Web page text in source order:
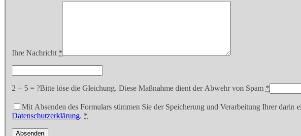
Ihre Nachricht *
2 + 5 = ?Bitte löse die Gleichung. Diese Maßnahme dient der Abwehr von Spam *
Mit Absenden des Formulars stimmen Sie der Speicherung und Verarbeitung Ihrer darin
Datenschutzerklärung. *